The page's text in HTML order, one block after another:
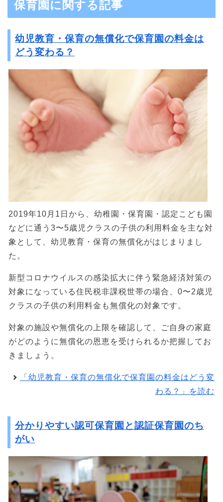
保育園に関する記事
幼児教育・保育の無償化で保育園の料金は
どう変わる？
2019年10月1日から、幼稚園・保育園・認定こども園
などに通う3〜5歳児クラスの子供の利用料金を主な対
象として、幼児教育・保育の無償化がはじまりまし
た。
新型コロナウイルスの感染拡大に伴う緊急経済対策の
対象になっている住民税非課税世帯の場合、0〜2歳児
クラスの子供の利用料金も無償化の対象です。
対象の施設や無償化の上限を確認して、ご自身の家庭
がどのように無償化の恩恵を受けられるか把握してお
きましょう。
「幼児教育・保育の無償化で保育園の料金はどう変
わる？」を読む
分かりやすい認可保育園と認証保育園のち
がい